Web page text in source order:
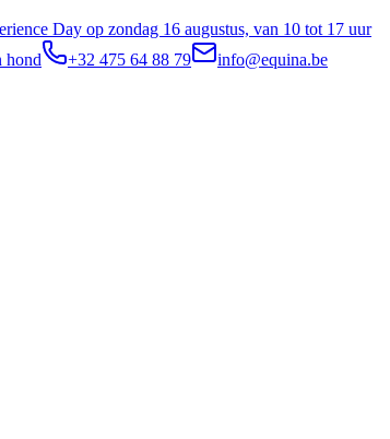
Day op zondag 16 augustus, van 10 tot 17 uur
hond +32 475 64 88 79 info@equina.be